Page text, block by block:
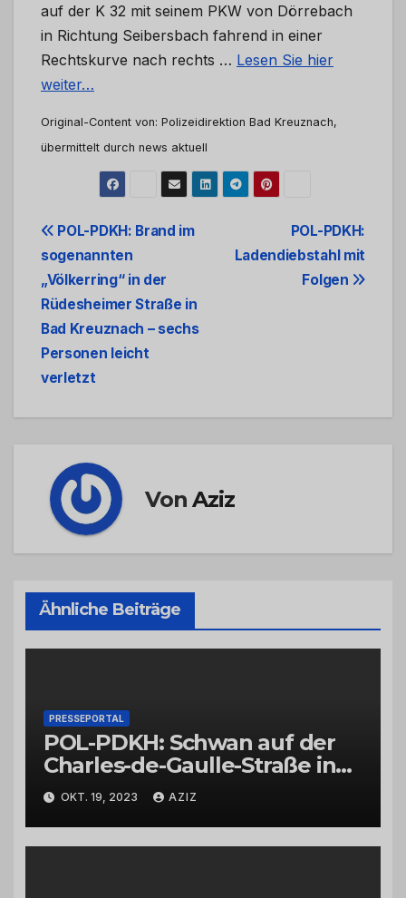
auf der K 32 mit seinem PKW von Dörrebach
in Richtung Seibersbach fahrend in einer
Rechtskurve nach rechts … Lesen Sie hier
weiter…
Original-Content von: Polizeidirektion Bad Kreuznach,
übermittelt durch news aktuell
Beitrags-
Navigation
POL-PDKH:
Ladendiebstahl mit
Folgen
POL-PDKH: Brand im
sogenannten
„Völkerring“ in der
Rüdesheimer Straße in
Bad Kreuznach – sechs
Personen leicht
verletzt
VonAziz
Ähnliche Beiträge
PRESSEPORTAL
POL-PDKH: Schwan auf der
Charles-de-Gaulle-Straße in
Bad Kreuznach beeinflusst
Feierabendverkehr
OKT. 19, 2023 AZIZ